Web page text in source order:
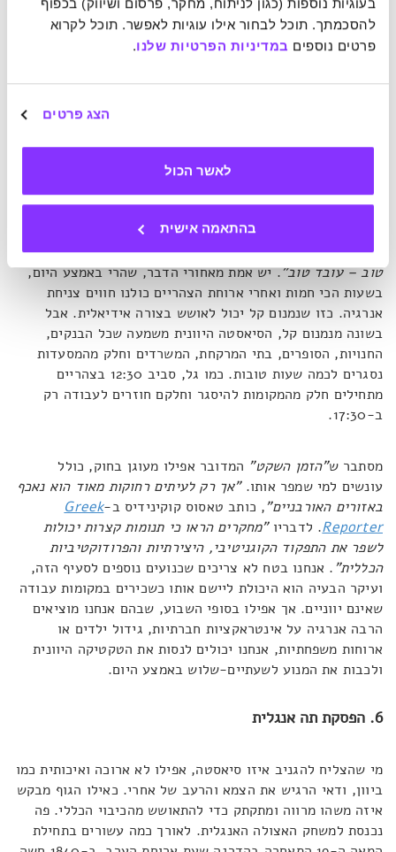
פרטים נוספים במדיניות הפרטיות שלנו.
הצג פרטים
לאשר הכול
בהתאמה אישית
אם היפנים מאמינים שניקוי אסלות משפר את יום העבודה שלהם,
אז ליוונים יש גישה מעט שונה. אומנם, מקור המילה סיאסטה
הוא ספרדי ונגזר מהמילה שש, כשהכוונה הייתה להפוגה שמגיעה
שש שעות אחרי השחר (סביב 12 בצהריים). אבל היוונים אימצו
אותה ונודעים כמי שלקחו אותה הכי רחוק שאפשר. ביוון,
מסבירים הכותבים של חברת התיירותAktis
,"אומרים שמי שישן
טוב – עובד טוב". יש אמת מאחורי הדבר, שהרי באמצע היום,
בשעות הכי חמות ואחרי ארוחת הצהריים כולנו חווים צניחת
אנרגיה. כזו שנמנום קל יכול לאושש בצורה אידיאלית. אבל
בשונה מנמנום קל, הסיאסטה היוונית משמעה שכל הבנקים,
החנויות, הסופרים, בתי המרקחת, המשרדים וחלק מהמסעדות
נסגרים לכמה שעות טובות. כמו גל, סביב 12:30 בצהריים
מתחילים חלק מהמקומות להיסגר וחלקם חוזרים לעבודה רק
ב-17:30.
מסתבר ש"הזמן השקט" המדובר אפילו מעוגן בחוק, כולל
עונשים למי שמפר אותו."אך רק לעיתים רחוקות מאוד הוא נאכף
באזורים האורבניים", כותב טאסוס קוקינידיס ב-Greek
Reporter. לדבריו"מחקרים הראו כי תנומות קצרות יכולות
לשפר את התפקוד הקוגניטיבי, היצירתיות והפרודוקטיביות
הכללית". אנחנו בטח לא צריכים שכנועים נוספים לסעיף הזה,
ועיקר הבעיה הוא היכולת ליישם אותו כשכירים במקומות עבודה
שאינם יווניים. אך אפילו בסופי השבוע, שבהם אנחנו מוציאים
הרבה אנרגיה על אינטראקציות חברתיות, גידול ילדים או
ארוחות משפחתיות, אנחנו יכולים לנסות את הטקטיקה היוונית
ולכבות את המנוע לשעתיים-שלוש באמצע היום.
6. הפסקת תה אנגלית
מי שהצליח להגניב איזו סיאסטה, אפילו לא ארוכה ואיכותית כמו
ביוון, ודאי הרגיש את הצמא והרעב של אחרי. כאילו הגוף מבקש
איזה משהו מרווה ומתקתק כדי להתאושש מהכיבוי הכללי. פה
נכנסת למשחק האצולה האנגלית. לאורך כמה עשורים בתחילת